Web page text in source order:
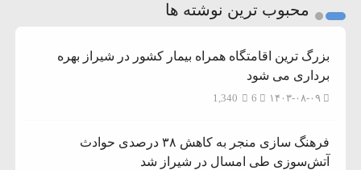
3
محبوب ترین نوشته ها
بزرگ ترین اقامتگاه همراه بیمار کشور در شیراز بهره
برداری می شود
۱۴۰۳-۰۸-۰۹ 1,340
فرهنگ سازی منجر به کاهش ۳۸ درصدی حوادث
آتش‌سوزی طی امسال در شیراز شد